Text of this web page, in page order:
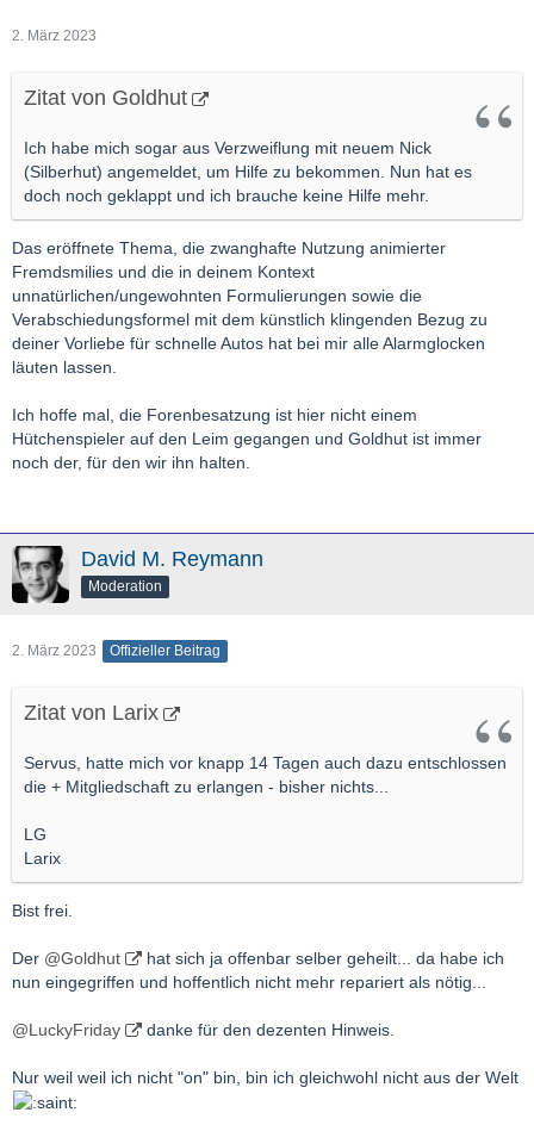
2. März 2023
Zitat von Goldhut
Ich habe mich sogar aus Verzweiflung mit neuem Nick
(Silberhut) angemeldet, um Hilfe zu bekommen. Nun hat es
doch noch geklappt und ich brauche keine Hilfe mehr.
Das eröffnete Thema, die zwanghafte Nutzung animierter
Fremdsmilies und die in deinem Kontext
unnatürlichen/ungewohnten Formulierungen sowie die
Verabschiedungsformel mit dem künstlich klingenden Bezug zu
deiner Vorliebe für schnelle Autos hat bei mir alle Alarmglocken
läuten lassen.
Ich hoffe mal, die Forenbesatzung ist hier nicht einem
Hütchenspieler auf den Leim gegangen und Goldhut ist immer
noch der, für den wir ihn halten.
David M. Reymann
Moderation
2. März 2023 Offizieller Beitrag
Zitat von Larix
Servus, hatte mich vor knapp 14 Tagen auch dazu entschlossen
die + Mitgliedschaft zu erlangen - bisher nichts...
LG
Larix
Bist frei.
Der @Goldhut
hat sich ja offenbar selber geheilt... da habe ich
nun eingegriffen und hoffentlich nicht mehr repariert als nötig...
@LuckyFriday danke für den dezenten Hinweis.
Nur weil weil ich nicht "on" bin, bin ich gleichwohl nicht aus der Welt